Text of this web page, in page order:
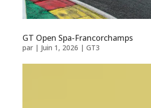
GT Open Spa-Francorchamps
par | Juin 1, 2026 | GT3